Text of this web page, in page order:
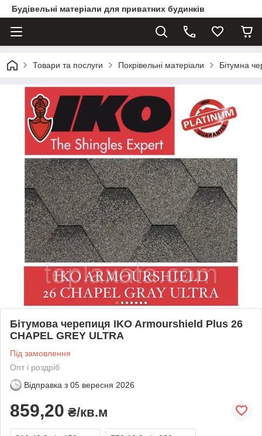
Будівельні матеріали для приватних будинків
Товари та послуги Покрівельні матеріали Бітумна
Бітумова черепиця IKO Armourshield Plus 26
CHAPEL GREY ULTRA
Під замовлення
Опт і роздріб
Відправка з 05 вересня 2026
859,20 ₴/кв.м